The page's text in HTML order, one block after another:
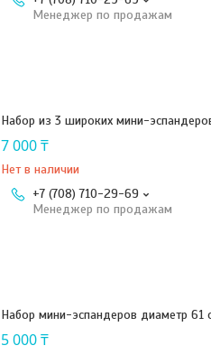
Менеджер по продажам
Набор из 3 широких мини-
7 000 ₸
Нет в наличии
+7 (708) 710-29-69
Менеджер по продажам
Набор мини-эспандеров диаметр 61
5 000 ₸